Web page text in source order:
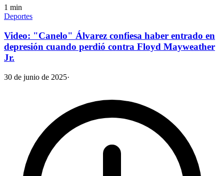
1 min
Deportes
Video: "Canelo" Álvarez confiesa haber entrado en
depresión cuando perdió contra Floyd Mayweather
Jr.
30 de junio de 2025·